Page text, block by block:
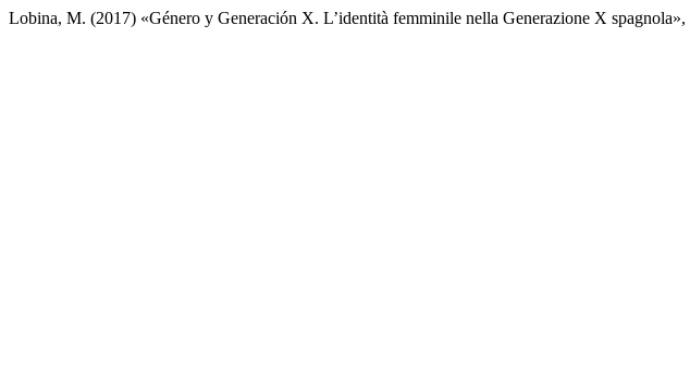
Lobina, M. (2017) «Género y Generación X. L’identità femminile nella Generazione X spagnola»,